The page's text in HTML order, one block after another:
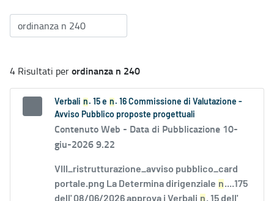
4 Risultati perordinanza n 240
Verbali n . 15 e n . 16 Commissione di Valutazione -
Avviso Pubblico proposte progettuali
Contenuto Web - Data di Pubblicazione 10-
giu-2026 9.22
VIII_ristrutturazione_avviso pubblico_card
portale.png La Determina dirigenziale n....175
dell' 08/06/2026 approva i Verbali n. 15 dell'